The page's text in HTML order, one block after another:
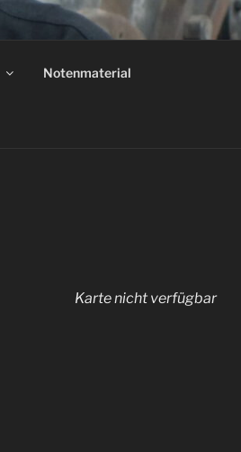
Notenmaterial
Karte nicht verfügbar